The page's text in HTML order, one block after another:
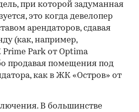
при которой задуманная
это когда девелопер
арендаторов, сдавая
(как, например,
Park от Optima
продавая помещения под
как в ЖК «Остров» от
В большинстве